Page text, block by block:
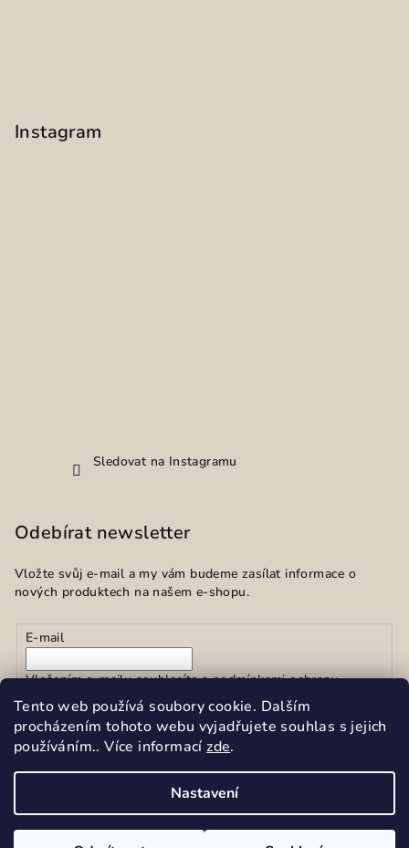
Tento web používá soubory cookie. Dalším
procházením tohoto webu vyjadřujete souhlas s jejich
používáním.. Více informacízde.
Nastavení
Instagram
Sledovat na Instagramu
Odebírat newsletter
Vložte svůj e-mail a my vám budeme zasílat informace o
nových produktech na našem e-shopu.
E-mail
Vložením e-mailu souhlasíte spodmínkami ochrany
osobních údajů
Přihlásit se
Upravit nastavení cookies